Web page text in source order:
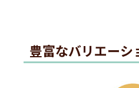
豊富なバリエーシ